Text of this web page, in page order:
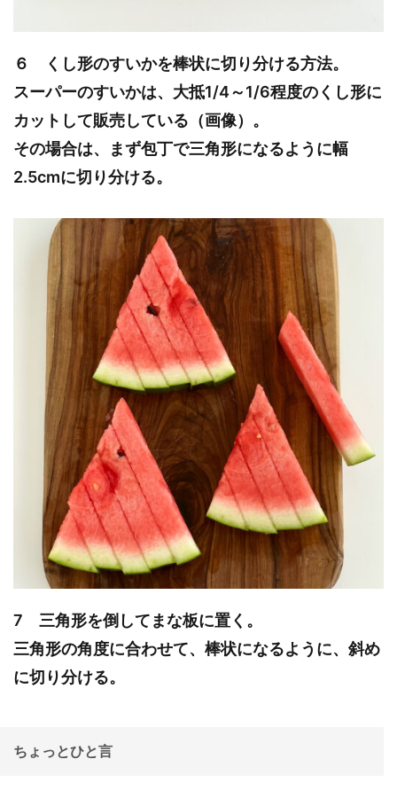
６ くし形のすいかを棒状に切り分ける方法。
スーパーのすいかは、大抵1/4～1/6程度のくし形に
カットして販売している（画像）。
その場合は、まず包丁で三角形になるように幅
2.5cmに切り分ける。
7 三角形を倒してまな板に置く。
三角形の角度に合わせて、棒状になるように、斜め
に切り分ける。
ちょっとひと言